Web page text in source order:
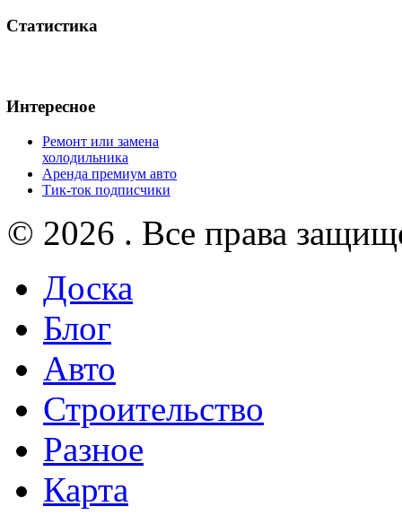
Статистика
Интересное
Ремонт или замена
холодильника
Аренда премиум авто
Тик-ток подписчики
© 2026 . Все права
Доска
Блог
Авто
Строительство
Разное
Карта